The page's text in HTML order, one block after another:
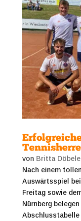
von Britta Döbele
Nach einem
Auswärtsspiel
Freitag sowie
Nürnberg
Abschlusstabelle